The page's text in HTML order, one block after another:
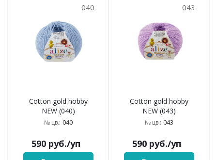
040
Cotton gold hobby
NEW (040)
№ цв.: 040
590 руб./уп
043
Cotton gold hobby
NEW (043)
№ цв.: 043
590 руб./уп